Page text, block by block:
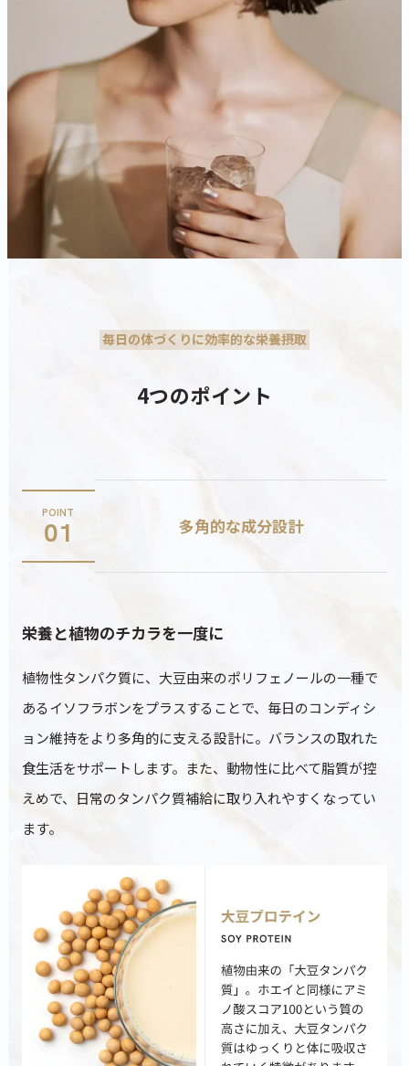
毎日の体づくりに効率的な栄養摂取
4つのポイント
POINT
01 多角的な成分設計
栄養と植物のチカラを一度に
植物性タンパク質に、大豆由来のポリフェノールの一種で
あるイソフラボンをプラスすることで、毎日のコンディシ
ョン維持をより多角的に支える設計に。バランスの取れた
食生活をサポートします。また、動物性に比べて脂質が控
えめで、日常のタンパク質補給に取り入れやすくなってい
ます。